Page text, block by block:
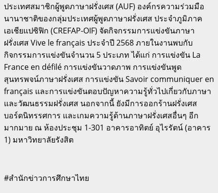
ประเทศสมาชิกผู้พูดภาษาฝรั่งเศส (AUF) องค์กรความร่วมมือ
นานาชาติของกลุ่มประเทศผู้พูดภาษาฝรั่งเศส ประจำภูมิภาค
เอเชียแปซิฟิก (CREFAP-OIF) จัดกิจกรรมการแข่งขันภาษา
ฝรั่งเศส Vive le français ประจําปี 2568 ภายในงานพบกับ
กิจกรรมการแข่งขันจำนวน 5 ประเภท ได้แก่ การแข่งขัน La
France en défilé การแข่งขันวาดภาพ การแข่งขันพูด
สุนทรพจน์ภาษาฝรั่งเศส การแข่งขัน Savoir communiquer en
français และการแข่งขันตอบปัญหาความรู้ทั่วไปเกี่ยวกับภาษา
และวัฒนธรรมฝรั่งเศส นอกจากนี้ ยังมีการออกร้านฝรั่งเศส
บอร์ดนิทรรศการ และเกมความรู้ด้านภาษาฝรั่งเศสอื่นๆ อีก
มากมาย ณ ห้องประชุม 1-301 อาคารอาทิตย์ อุไรรัตน์ (อาคาร
1) มหาวิทยาลัยรังสิต
#สำนักข่าวการศึกษาไทย